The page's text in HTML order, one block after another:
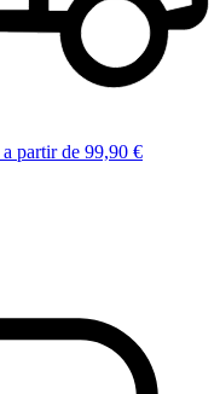
a partir de 99,90 €